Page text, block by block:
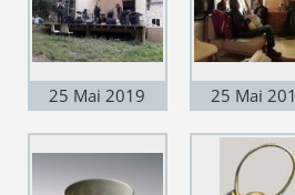
occupé !
25 Mai 2019
pendant que le
Glick s'amuse !
25 Mai
Enfin Martin
se détendre